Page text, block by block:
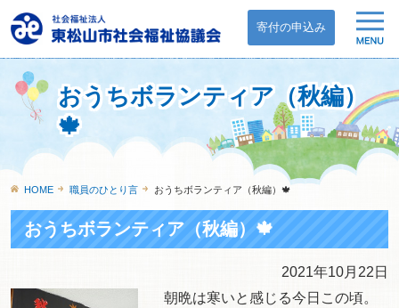
寄付の申込み
おうちボランティア（秋編）
🍁
HOME 職員のひとり言 おうちボランティア（秋編）🍁
おうちボランティア（秋編）🍁
2021年10月22日
朝晩は寒いと感じる今日この頃。